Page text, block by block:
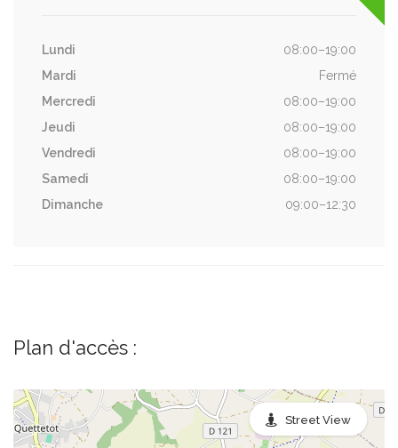
Lundi
08:00–19:00
Mardi
Fermé
Mercredi
08:00–19:00
Jeudi
08:00–19:00
Vendredi
08:00–19:00
Samedi
08:00–19:00
Dimanche
09:00–12:30
Plan d'accès :
Street View